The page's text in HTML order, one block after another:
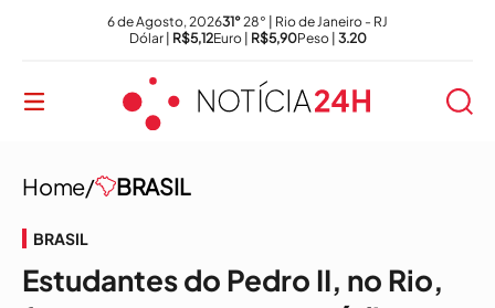
6 de Agosto, 202631°28° | Rio de Janeiro - RJ
Dólar | R$5,12Euro | R$5,90Peso | 3.20
Home/ BRASIL
BRASIL
Estudantes do Pedro II, no Rio,